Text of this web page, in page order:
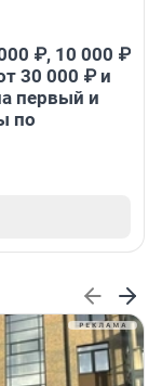
₽, 10 000 ₽
30 000 ₽ и
первый и
по